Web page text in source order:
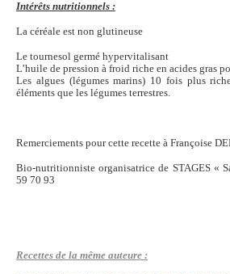
Intérêts nutritionnels :
La céréale est non glutineuse
Le tournesol germé hypervitalisant
L’huile de pression à froid riche en acides gras
Les algues (légumes marins) 10 fois plus
éléments que les légumes terrestres.
Remerciements pour cette recette à Françoise
Bio-nutritionniste organisatrice de STAGES «
59 70 93
Recettes de la même auteure :